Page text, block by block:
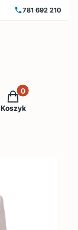
781 692 210
Produkty w
Koszyk